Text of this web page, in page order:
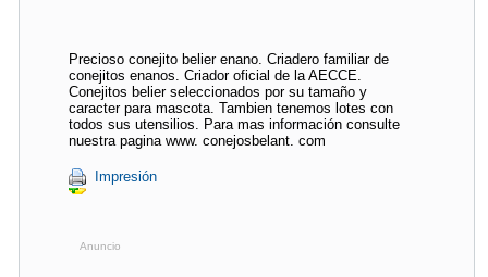
Precioso conejito belier enano. Criadero familiar de
conejitos enanos. Criador oficial de la AECCE.
Conejitos belier seleccionados por su tamaño y
caracter para mascota. Tambien tenemos lotes con
todos sus utensilios. Para mas información consulte
nuestra pagina www. conejosbelant. com
Impresión
Anuncio